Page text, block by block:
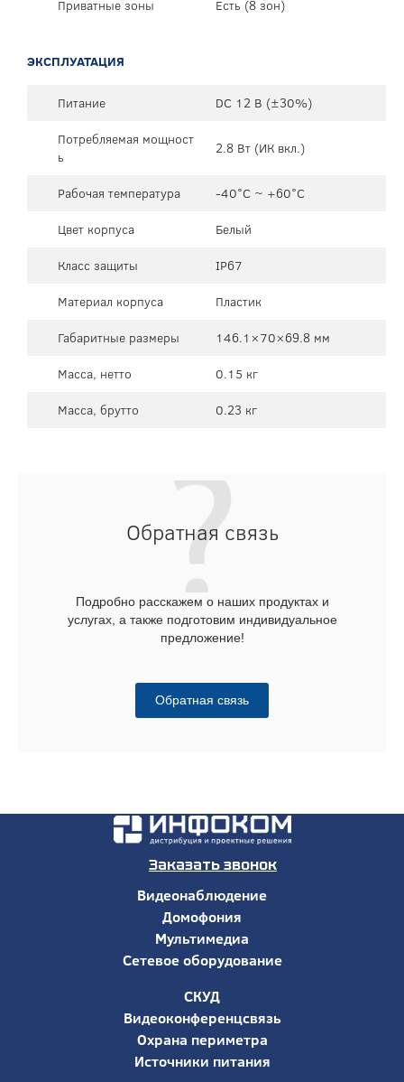
Приватные зоны
Есть (8 зон)
ЭКСПЛУАТАЦИЯ
Питание
DC 12 В (±30%)
Потребляемая мощност
ь
2.8 Вт (ИК вкл.)
Рабочая температура
-40°C ~ +60°C
Цвет корпуса
Белый
Класс защиты
IP67
Материал корпуса
Пластик
Габаритные размеры
146.1×70×69.8 мм
Масса, нетто
0.15 кг
Масса, брутто
0.23 кг
Обратная связь
Подробно расскажем о наших продуктах и
услугах, а также подготовим индивидуальное
предложение!
Обратная связь
Заказать звонок
Видеонаблюдение
Домофония
Мультимедиа
Сетевое оборудование
СКУД
Видеоконференцсвязь
Охрана периметра
Источники питания